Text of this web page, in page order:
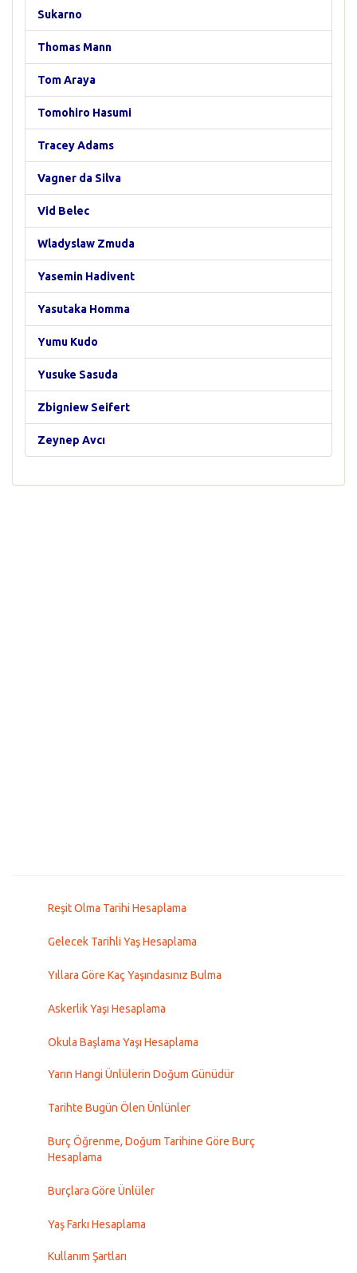
Sukarno
Thomas Mann
Tom Araya
Tomohiro Hasumi
Tracey Adams
Vagner da Silva
Vid Belec
Wladyslaw Zmuda
Yasemin Hadivent
Yasutaka Homma
Yumu Kudo
Yusuke Sasuda
Zbigniew Seifert
Zeynep Avcı
Reşit Olma Tarihi Hesaplama
Gelecek Tarihli Yaş Hesaplama
Yıllara Göre Kaç Yaşındasınız Bulma
Askerlik Yaşı Hesaplama
Okula Başlama Yaşı Hesaplama
Yarın Hangi Ünlülerin Doğum Günüdür
Tarihte Bugün Ölen Ünlünler
Burç Öğrenme, Doğum Tarihine Göre Burç
Hesaplama
Burçlara Göre Ünlüler
Yaş Farkı Hesaplama
Kullanım Şartları